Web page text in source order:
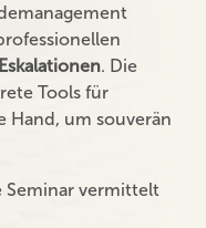
. Die
Tools für
Hand, um souverän
Seminar vermittelt